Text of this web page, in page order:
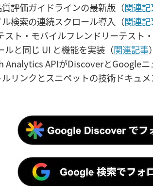
評価ガイドラインの最新版（関連記
検索の連続スクロール導入（関連記
スト・モバイルフレンドリーテスト
ルと同じ UI と機能を実装（関連記事）
Analytics APIがDiscoverとGoogleニ
リンクとスニペットの技術ドキュ